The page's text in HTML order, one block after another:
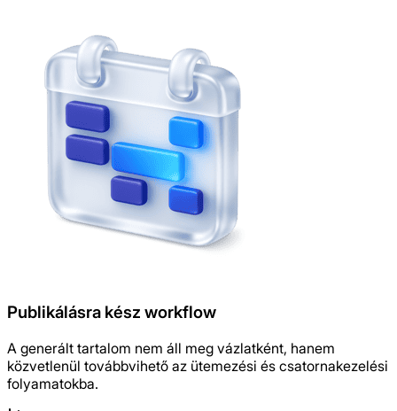
Publikálásra kész workflow
A generált tartalom nem áll meg vázlatként, hanem
közvetlenül továbbvihető az ütemezési és csatornakezelési
folyamatokba.